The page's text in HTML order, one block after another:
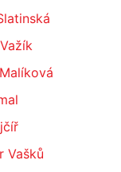
Vašků